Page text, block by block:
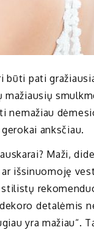
būti pati
nemažiau
anksčiau.
Maži,
išsinuomoję
detalėmis
yra mažiau“.